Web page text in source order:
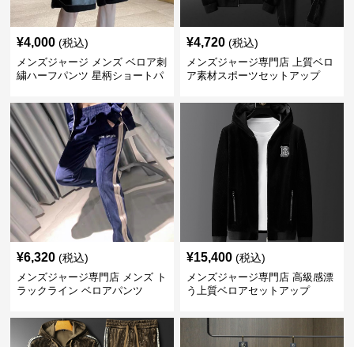
¥4,000 (税込)
メンズジャージ メンズ ベロア刺
繍ハーフパンツ 星柄ショートパ
¥4,720 (税込)
メンズジャージ専門店 上質ベロ
ア素材スポーツセットアップ
¥6,320 (税込)
メンズジャージ専門店 メンズ ト
ラックライン ベロアパンツ
¥15,400 (税込)
メンズジャージ専門店 高級感漂
う上質ベロアセットアップ